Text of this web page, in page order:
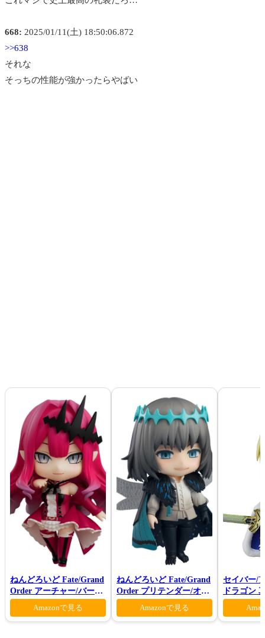
668: 2025/01/11(土) 18:50:06.872
>>638
それな
そっちの性能が強かったらやばい
ねんどろいど Fate/Grand
Order アーチャー/バーヴ
ァン シー
Amazonで見る
ねんどろいど Fate/Grand
Order プリテンダー/オベ
ロン ヴォーティガーン
Amazonで見る
セイバー/
ドラゴン